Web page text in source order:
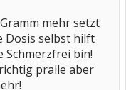
mehr setzt
Dosis selbst hilft
Schmerzfrei bin!
pralle aber